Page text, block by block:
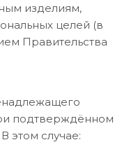
изделиям,
целей (в
Правительства
подтверждённом
этом случае: